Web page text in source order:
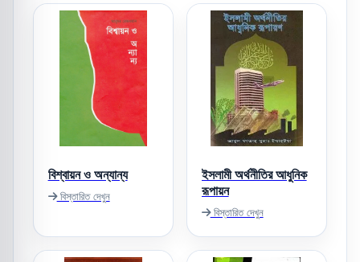
বিশ্বায়ন ও অন্যান্য
বিস্তারিত দেখুন
ইসলামী অর্থনীতির আধুনিক
রূপায়ন
বিস্তারিত দেখুন